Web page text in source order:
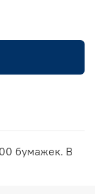
бумажек. В